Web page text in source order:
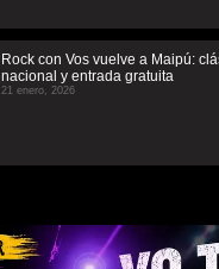
Rock con Vos vuelve a Maipú:
nacional y entrada gratuita
21 enero, 2026